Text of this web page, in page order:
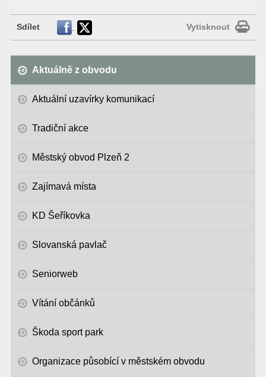
Sdílet Vytisknout
Aktuálně z obvodu
Aktuální uzavírky komunikací
Tradiční akce
Městský obvod Plzeň 2
Zajímavá místa
KD Šeříkovka
Slovanská pavlač
Seniorweb
Vítání občánků
Škoda sport park
Organizace působící v městském obvodu